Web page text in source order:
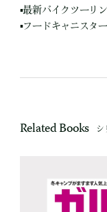
▪️最新バイクツーリ
▪️フードキャニスタ
Related Books シ